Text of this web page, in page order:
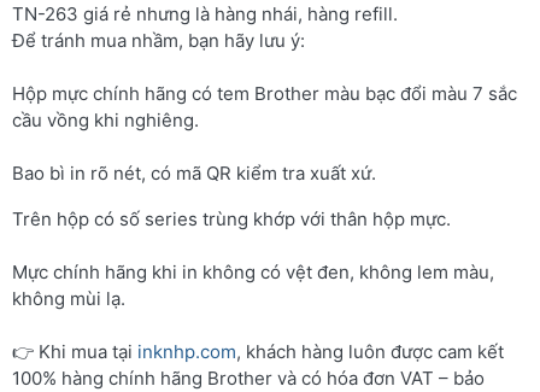
TN-263 giá rẻ nhưng là hàng nhái, hàng refill.
Để tránh mua nhầm, bạn hãy lưu ý:
Hộp mực chính hãng có tem Brother màu bạc đổi màu 7 sắc
cầu vồng khi nghiêng.
Bao bì in rõ nét, có mã QR kiểm tra xuất xứ.
Trên hộp có số series trùng khớp với thân hộp mực.
Mực chính hãng khi in không có vệt đen, không lem màu,
không mùi lạ.
👉 Khi mua tại inknhp.com, khách hàng luôn được cam kết
100% hàng chính hãng Brother và có hóa đơn VAT – bảo